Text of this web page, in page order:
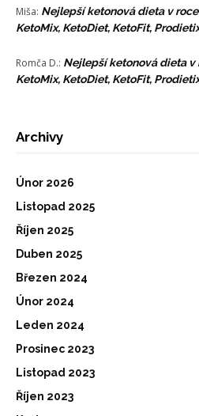
Miša: Nejlepší ketonová dieta v
KetoMix, KetoDiet, KetoFit,
Romča D.: Nejlepší ketonová dieta v
KetoMix, KetoDiet, KetoFit,
Archivy
Únor 2026
Listopad 2025
Říjen 2025
Duben 2025
Březen 2024
Únor 2024
Leden 2024
Prosinec 2023
Listopad 2023
Říjen 2023